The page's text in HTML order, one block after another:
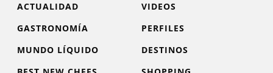
ACTUALIDAD
VIDEOS
GASTRONOMÍA
PERFILES
MUNDO LÍQUIDO
DESTINOS